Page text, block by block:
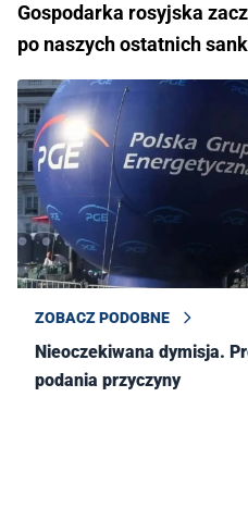
Gospodarka rosyjska
po naszych ostatnich
ZOBACZ PODOBNE
Nieoczekiwana dymisja.
podania przyczyny